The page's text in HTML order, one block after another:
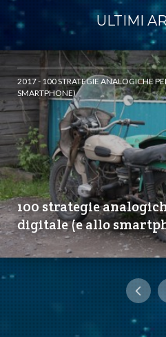
ULTIMI
2017 - 100 STRATEGIE ANALOGICHE
SMARTPHONE)
100 strategie
digitale (e allo